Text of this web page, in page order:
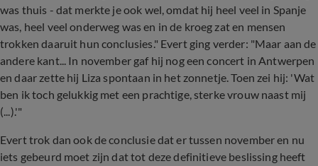
was thuis - dat merkte je ook wel, omdat hij heel veel in Spanje
was, heel veel onderweg was en in de kroeg zat en mensen
trokken daaruit hun conclusies." Evert ging verder: "Maar aan de
andere kant... In november gaf hij nog een concert in Antwerpen
en daar zette hij Liza spontaan in het zonnetje. Toen zei hij: 'Wat
ben ik toch gelukkig met een prachtige, sterke vrouw naast mij
(...).'"
Evert trok dan ook de conclusie dat er tussen november en nu
iets gebeurd moet zijn dat tot deze definitieve beslissing heeft